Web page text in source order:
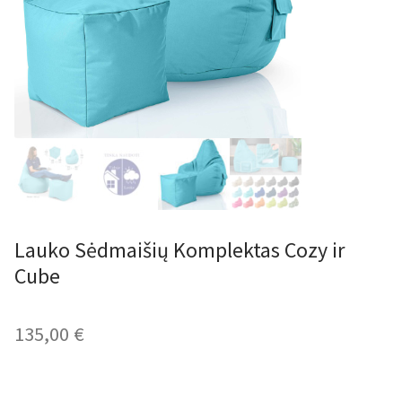
Lauko Sėdmaišių Komplektas Cozy ir
Cube
135,00 €